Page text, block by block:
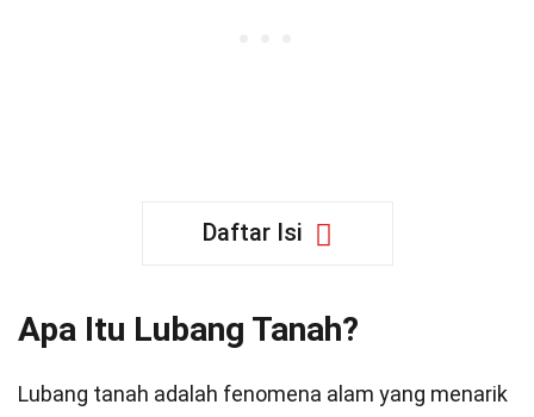
Daftar Isi
Apa Itu Lubang Tanah?
Lubang tanah adalah fenomena alam yang menarik